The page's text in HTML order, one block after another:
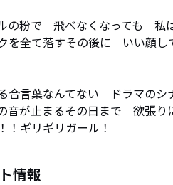
の粉で　飛べなくなっても　私
を全て落すその後に　いい顔
合言葉なんてない　ドラマのシ
音が止まるその日まで　欲張
！ギリギリガール！
情報